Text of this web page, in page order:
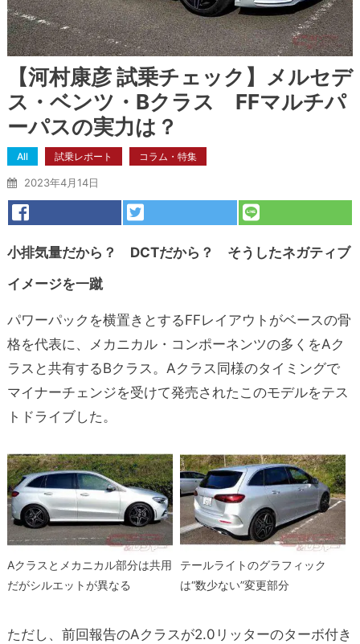
【河村康彦 試乗チェック】メルセデ
ス・ベンツ・Bクラス FFマルチパ
ーパスの実力は？
All 試乗レポート コラム・特集
2023年4月14日
小排気量だから？ DCTだから？ そうしたネガティブ
イメージを一蹴
パワーパックを横置きとするFFレイアウトがベースの骨
格を代表に、メカニカル・コンポーネンツの多くをAク
ラスと共有するBクラス。Aクラス同様のタイミングで
マイナーチェンジを受けて発売されたこのモデルをテス
トドライブした。
Aクラスとメカニカル部分は共用
だがシルエットが異なる
テールライトのグラフィック
は“数少ない”変更部分
ただし、前回報告のAクラスが2.0リッターのターボ付き